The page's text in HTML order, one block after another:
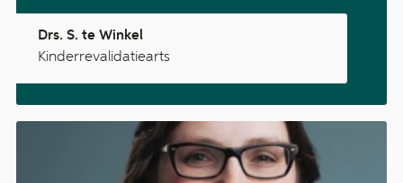
Drs. S. te Winkel
Kinderrevalidatiearts